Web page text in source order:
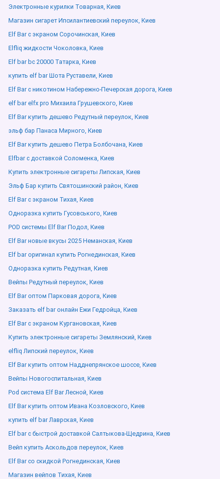
Электронные курилки Товарная, Киев
Магазин сигарет Ипсилантиевский переулок, Киев
Elf Bar с экраном Сорочинская, Киев
Elfliq жидкости Чоколовка, Киев
Elf bar bc 20000 Татарка, Киев
купить elf bar Шота Руставели, Киев
Elf Bar с никотином Набережно-Печерская дорога, Киев
elf bar elfx pro Михаила Грушевского, Киев
Elf Bar купить дешево Редутный переулок, Киев
эльф бар Панаса Мирного, Киев
Elf Bar купить дешево Петра Болбочана, Киев
Elfbar с доставкой Соломенка, Киев
Купить электронные сигареты Липская, Киев
Эльф Бар купить Святошинский район, Киев
Elf Bar с экраном Тихая, Киев
Одноразка купить Гусовського, Киев
POD системы Elf Bar Подол, Киев
Elf Bar новые вкусы 2025 Неманская, Киев
Elf bar оригинал купить Рогнединская, Киев
Одноразка купить Редутная, Киев
Вейпы Редутный переулок, Киев
Elf Bar оптом Парковая дорога, Киев
Заказать elf bar онлайн Ежи Гедройца, Киев
Elf Bar с экраном Кургановская, Киев
Купить электронные сигареты Землянский, Киев
elfliq Липский переулок, Киев
Elf Bar купить оптом Надднепрянское шоссе, Киев
Вейпы Новогоспитальная, Киев
Pod система Elf Bar Лесной, Киев
Elf Bar купить оптом Ивана Козловского, Киев
купить elf bar Лаврская, Киев
Elf bar с быстрой доставкой Салтыкова-Щедрина, Киев
Вейп купить Аскольдов переулок, Киев
Elf Bar со скидкой Рогнединская, Киев
Магазин вейпов Тихая, Киев